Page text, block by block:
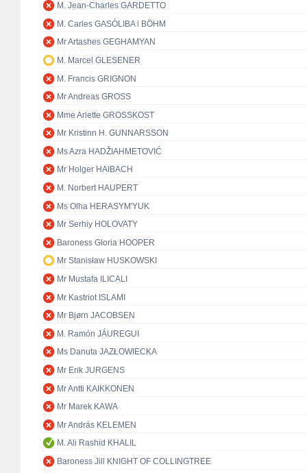
M. Jean-Charles GARDETTO
M. Carles GASÒLIBA i BÖHM
Mr Artashes GEGHAMYAN
M. Marcel GLESENER
M. Francis GRIGNON
Mr Andreas GROSS
Mme Arlette GROSSKOST
Mr Kristinn H. GUNNARSSON
Ms Azra HADŽIAHMETOVIĆ
Mr Holger HAIBACH
M. Norbert HAUPERT
Ms Olha HERASYM'YUK
Mr Serhiy HOLOVATY
Baroness Gloria HOOPER
Mr Stanisław HUSKOWSKI
Mr Mustafa ILICALI
Mr Kastriot ISLAMI
Mr Bjørn JACOBSEN
M. Ramón JÁUREGUI
Ms Danuta JAZŁOWIECKA
Mr Erik JURGENS
Mr Antti KAIKKONEN
Mr Marek KAWA
Mr András KELEMEN
M. Ali Rashid KHALIL
Baroness Jill KNIGHT OF COLLINGTREE